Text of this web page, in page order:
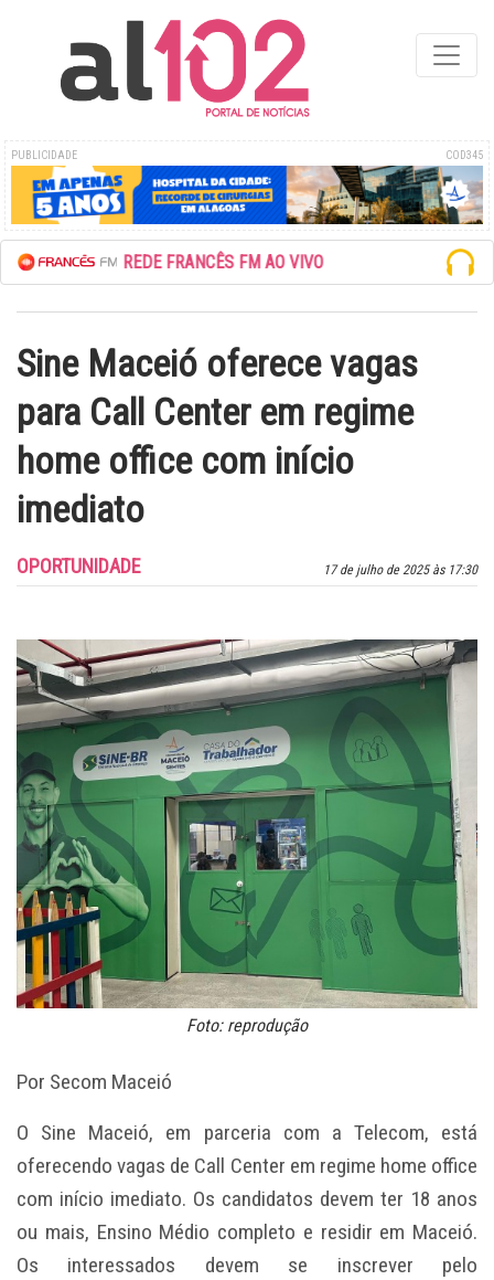
PUBLICIDADE COD345
ESCUTE A REDE FRANCÊS FM AO VIVO
Sine Maceió oferece vagas
para Call Center em regime
home office com início
imediato
17 de julho de 2025 às 17:30
OPORTUNIDADE
Foto: reprodução
Por Secom Maceió
O Sine Maceió, em parceria com a Telecom, está
oferecendo vagas de Call Center em regime home office
com início imediato. Os candidatos devem ter 18 anos
ou mais, Ensino Médio completo e residir em Maceió.
Os interessados devem se inscrever pelo